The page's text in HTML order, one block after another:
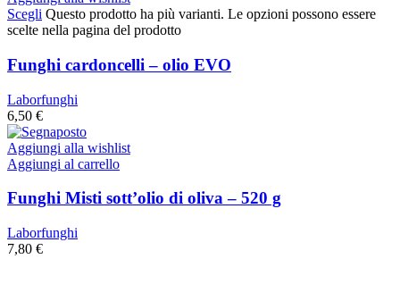
Scegli Questo prodotto ha più varianti. Le opzioni possono essere
scelte nella pagina del prodotto
Funghi cardoncelli – olio EVO
Laborfunghi
6,50 €
Aggiungi alla wishlist
Aggiungi al carrello
Funghi Misti sott’olio di oliva – 520 g
Laborfunghi
7,80 €